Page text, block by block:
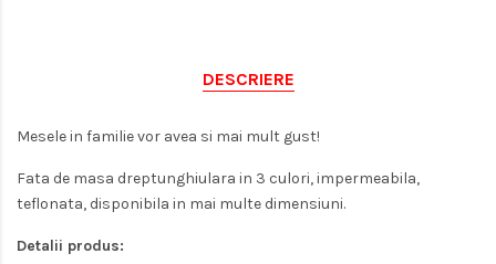
DESCRIERE
Mesele in familie vor avea si mai mult gust!
Fata de masa dreptunghiulara in 3 culori, impermeabila,
teflonata, disponibila in mai multe dimensiuni.
Detalii produs: